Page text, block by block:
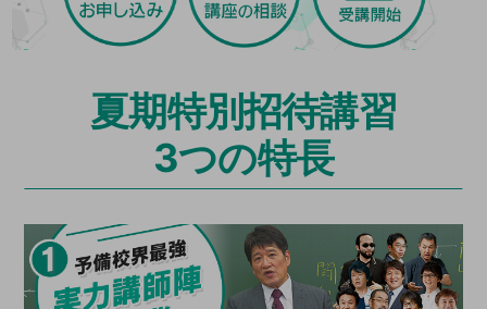
夏期特別招待講習
3つの特長